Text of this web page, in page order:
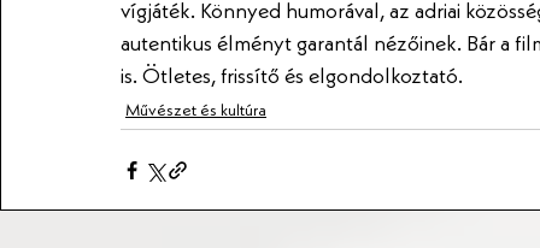
vígjáték. Könnyed humorával, az adriai
autentikus élményt garantál nézőinek. Bár a
is. Ötletes, frissítő és elgondolkoztató.
Művészet és kultúra